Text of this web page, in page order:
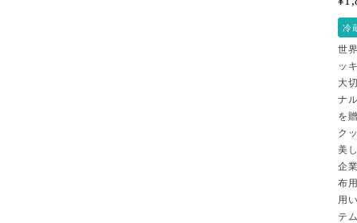
冷
世
ッ
大
ナ
を
ク
美
企
布
用
テ